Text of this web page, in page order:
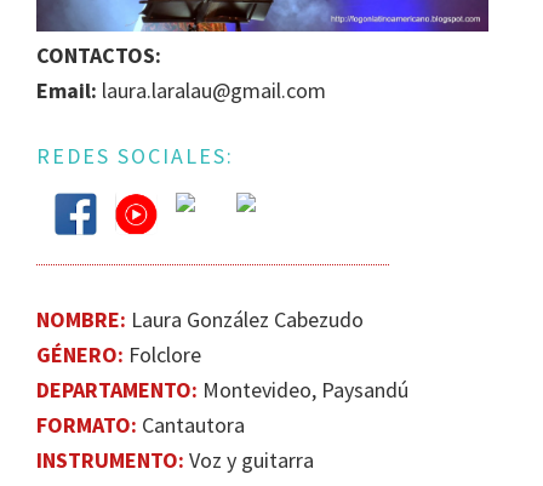
IGUALDAD
DE
GÉNERO
LA
MUSICAL
CONTACTOS:
Email: laura.laralau@gmail.com
REDES SOCIALES:
NOMBRE: Laura González Cabezudo
GÉNERO: Folclore
DEPARTAMENTO: Montevideo, Paysandú
FORMATO: Cantautora
INSTRUMENTO: Voz y guitarra